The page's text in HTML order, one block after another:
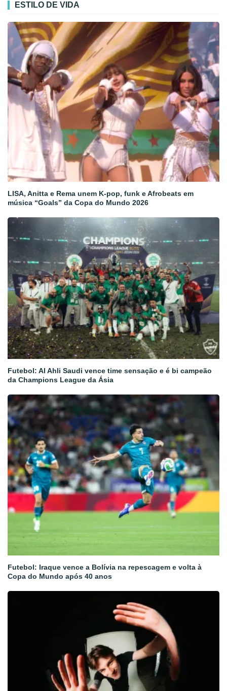
ESTILO DE VIDA
LISA, Anitta e Rema unem K-pop, funk e Afrobeats em
música “Goals” da Copa do Mundo 2026
Futebol: Al Ahli Saudi vence time sensação e é bi campeão
da Champions League da Ásia
Futebol: Iraque vence a Bolívia na repescagem e volta à
Copa do Mundo após 40 anos